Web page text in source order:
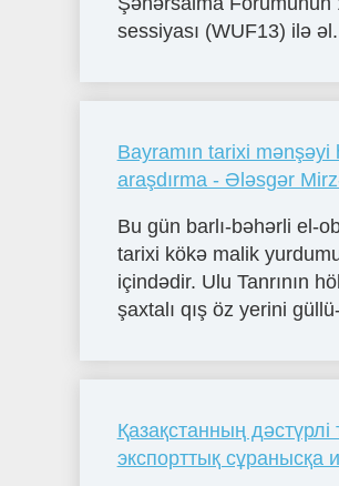
sessiyası (WUF13) ilə
Bayramın tarixi mənşəyi
araşdırma - Ələsgər
Bu gün barlı-bəhərli el-
tarixi kökə malik
içindədir. Ulu Tanrının
şaxtalı qış öz yerini
Қазақстанның
экспорттық сұранысқа